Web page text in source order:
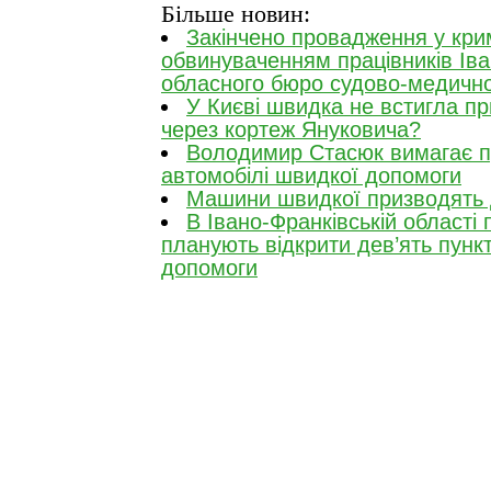
Більше новин:
Закінчено провадження у
обвинуваченням працівників
обласного бюро судово-
У Києві швидка не встигла
через кортеж Януковича?
Володимир Стасюк вимагає
автомобілі швидкої допомоги
Машини швидкої призводять
В Івано-Франківській області
планують відкрити дев’ять
допомоги